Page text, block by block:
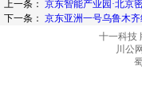
上一条： 京东智能产业园·北京
下一条： 京东亚洲一号乌鲁木
十一科技
川公